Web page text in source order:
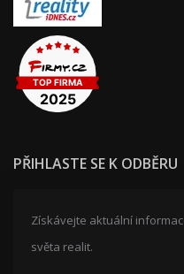
PŘIHLASTE SE K ODBĚRU
Získávejte aktuální
světa realit.